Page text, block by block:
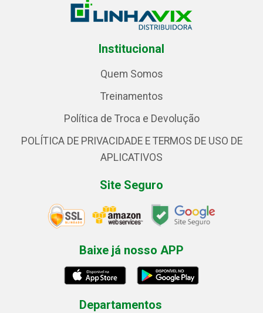
Institucional
Quem Somos
Treinamentos
Política de Troca e Devolução
POLÍTICA DE PRIVACIDADE E TERMOS DE USO DE
APLICATIVOS
Site Seguro
Baixe já nosso APP
Departamentos